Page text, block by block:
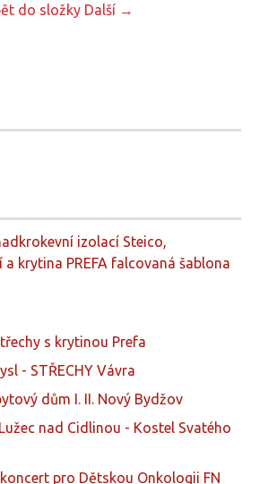
do složky Další →
izolací Steico,
krytina PREFA falcovaná šablona
s krytinou Prefa
- STŘECHY Vávra
dům I. II. Nový Bydžov
nad Cidlinou - Kostel Svatého
pro Dětskou Onkologii FN